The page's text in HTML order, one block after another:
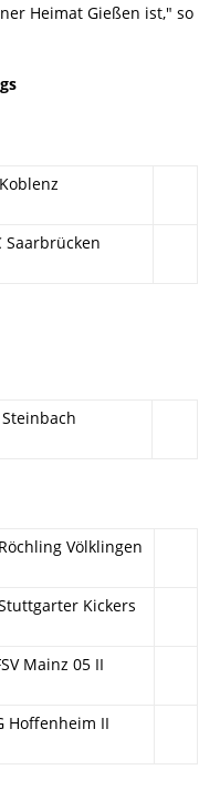
Heimat Gießen ist," so
Saarbrücken
Steinbach
Völklingen
Kickers
Mainz 05 II
Hoffenheim II